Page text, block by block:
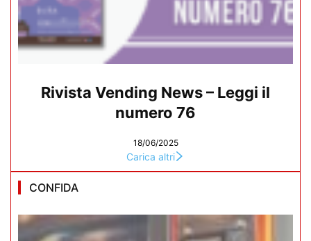
Rivista Vending News – Leggi il
numero 76
18/06/2025
Carica altri
CONFIDA